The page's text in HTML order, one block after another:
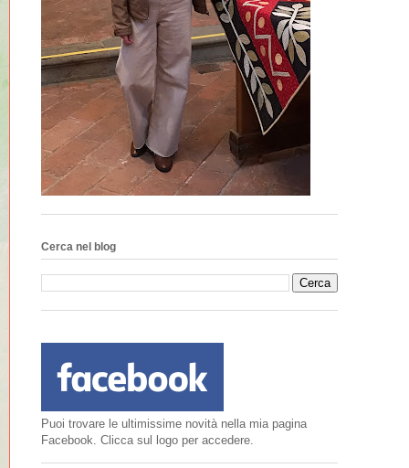
Cerca nel blog
Puoi trovare le ultimissime novità nella mia pagina
Facebook. Clicca sul logo per accedere.